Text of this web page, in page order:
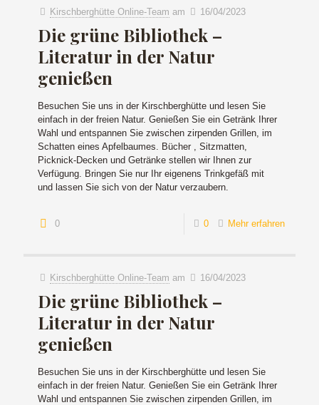
Kirschberghütte Online-Team am 16/04/2023
Die grüne Bibliothek –
Literatur in der Natur
genießen
Besuchen Sie uns in der Kirschberghütte und lesen Sie
einfach in der freien Natur. Genießen Sie ein Getränk Ihrer
Wahl und entspannen Sie zwischen zirpenden Grillen, im
Schatten eines Apfelbaumes. Bücher , Sitzmatten,
Picknick-Decken und Getränke stellen wir Ihnen zur
Verfügung. Bringen Sie nur Ihr eigenens Trinkgefäß mit
und lassen Sie sich von der Natur verzaubern.
0 0 Mehr erfahren
Kirschberghütte Online-Team am 16/04/2023
Die grüne Bibliothek –
Literatur in der Natur
genießen
Besuchen Sie uns in der Kirschberghütte und lesen Sie
einfach in der freien Natur. Genießen Sie ein Getränk Ihrer
Wahl und entspannen Sie zwischen zirpenden Grillen, im